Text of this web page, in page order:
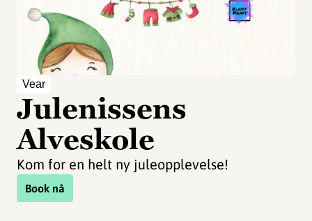
Vear
Julenissens
Alveskole
Kom for en helt ny juleopplevelse!
Book nå